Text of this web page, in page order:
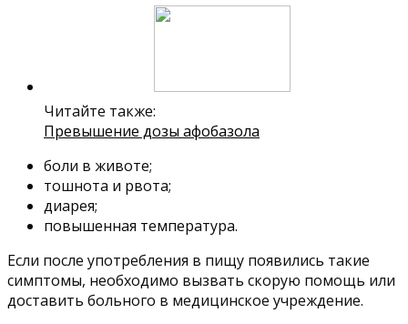
Читайте также:
Превышение дозы афобазола
боли в животе;
тошнота и рвота;
диарея;
повышенная температура.
Если после употребления в пищу появились такие
симптомы, необходимо вызвать скорую помощь или
доставить больного в медицинское учреждение.